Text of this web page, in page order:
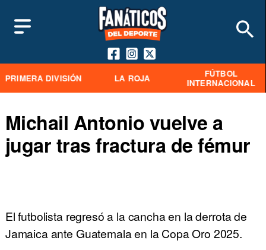
PRIMERA DIVISIÓN LA ROJA
FÚTBOL
INTERNACIONAL
Michail Antonio vuelve a
jugar tras fractura de fémur
El futbolista regresó a la cancha en la derrota de
Jamaica ante Guatemala en la Copa Oro 2025.